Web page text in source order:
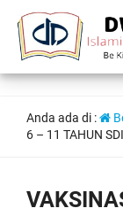
Anda ada di :
6 – 11 TAHUN